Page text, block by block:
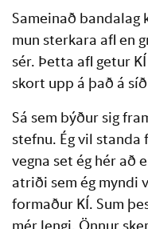
Sameinað bandalag
mun sterkara afl en
sér. Þetta afl getur
skort upp á það á
Sá sem býður sig
stefnu. Ég vil
vegna set ég hér að
atriði sem ég myndi
formaður KÍ. Sum
mér lengi. Önnur